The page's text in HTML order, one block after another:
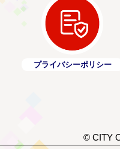
プライバシーポリシー
© CITY